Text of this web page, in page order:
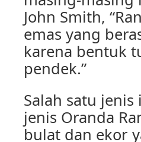
John Smith,
emas yang
karena bentuk
pendek.”
Salah satu
jenis Oranda
bulat dan ekor